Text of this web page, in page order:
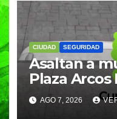
CIUDAD SEGURIDAD
Asaltan a
Plaza
de
huyeron en
AGO 7, 2026